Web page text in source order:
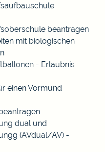
beantragen
mit biologischen
- Erlaubnis
einen Vormund
dual und
(AVdual/AV) -